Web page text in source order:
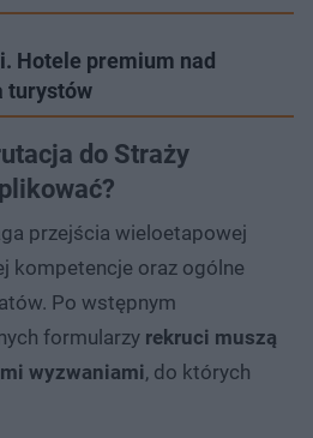
Hotele premium nad
turystów
do Straży
przejścia wieloetapowej
kompetencje oraz ogólne
Po wstępnym
formularzy rekruci muszą
wyzwaniami, do których